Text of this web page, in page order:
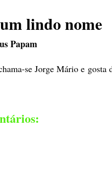
lindo nome
Papam
se Jorge Mário e gosta